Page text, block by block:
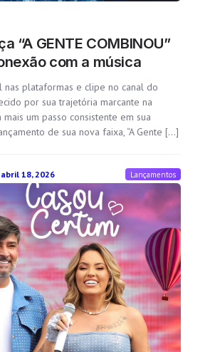
“A GENTE COMBINOU”
com a música
nas plataformas e clipe no canal do
por sua trajetória marcante na
um passo consistente em sua
de sua nova faixa, “A Gente […]
abril 18, 2026 Lançamentos